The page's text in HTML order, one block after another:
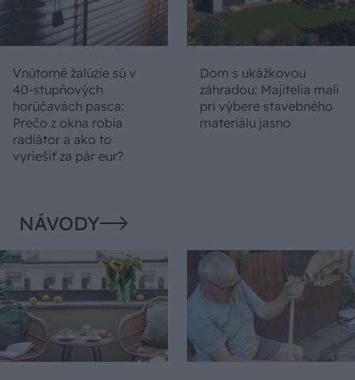
Vnútorné žalúzie sú v
40-stupňových
horúčavách pasca:
Prečo z okna robia
radiátor a ako to
vyriešiť za pár eur?
Dom s ukážkovou
záhradou: Majitelia mali
pri výbere stavebného
materiálu jasno
NÁVODY